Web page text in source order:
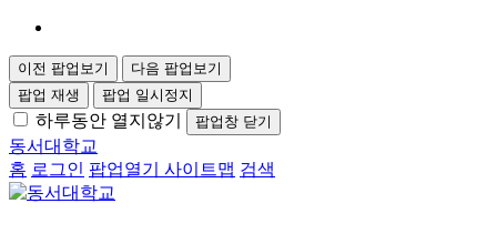
이전 팝업보기
다음 팝업보기
팝업 재생
팝업 일시정지
하루동안 열지않기 팝업창 닫기
동서대학교
홈 로그인 팝업열기 사이트맵 검색